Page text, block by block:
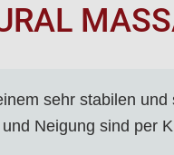
sehr stabilen
Neigung sind per